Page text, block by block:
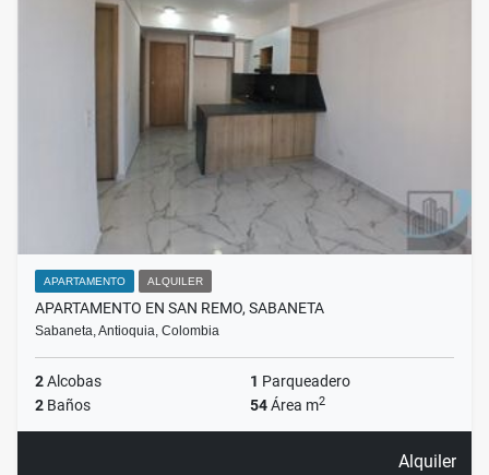
APARTAMENTO ALQUILER
APARTAMENTO EN SAN REMO, SABANETA
Sabaneta, Antioquia, Colombia
2Alcobas 1 Parqueadero
2 Baños 54Área m2
Alquiler